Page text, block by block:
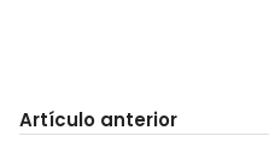
Artículo anterior